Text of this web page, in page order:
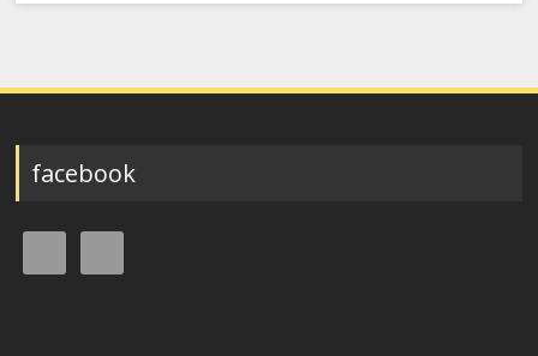
facebook